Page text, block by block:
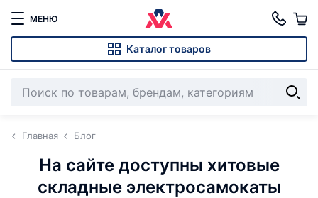
МЕНЮ
Каталог товаров
Главная Блог
На сайте доступны хитовые
складные электросамокаты